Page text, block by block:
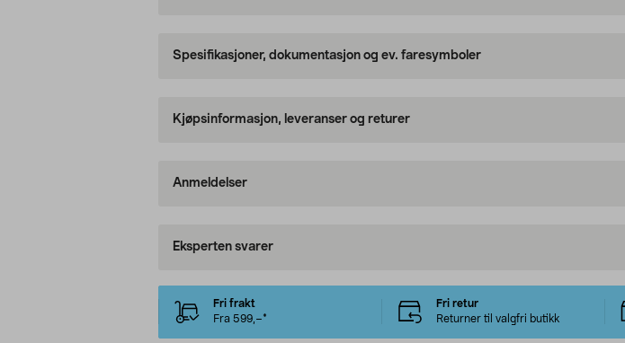
Spesifikasjoner, dokumentasjon og ev. faresymboler
Kjøpsinformasjon, leveranser og returer
Anmeldelser
Eksperten svarer
Fri frakt
Fra 599,–*
Fri retur
Returner til valgfri butikk